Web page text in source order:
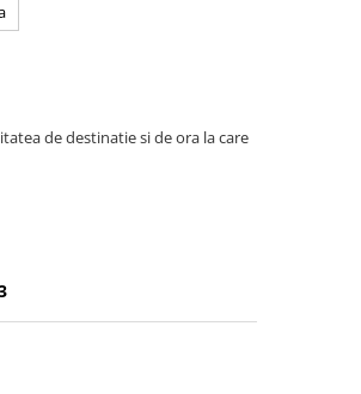
de destinatie si de ora la care